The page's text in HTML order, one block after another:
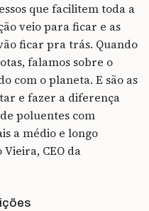
que facilitem toda a
veio para ficar e as
ficar pra trás. Quando
falamos sobre o
com o planeta. E são as
e fazer a diferença
poluentes com
a médio e longo
CEO da